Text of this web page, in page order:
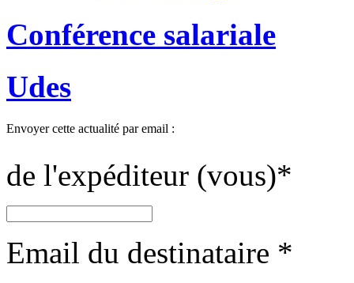
Conférence salariale
Udes
Envoyer cette actualité par email :
de l'expéditeur (vous)*
Email du destinataire *